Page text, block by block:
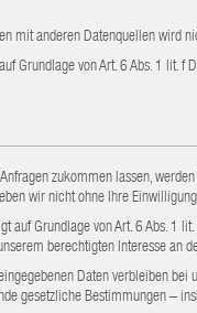
mit anderen Datenquellen wird
Grundlage von Art. 6 Abs. 1 lit.
zukommen lassen,
wir nicht ohne Ihre
auf Grundlage von Art. 6 Abs. 1
berechtigten Interesse an
Daten verbleiben bei
gesetzliche Bestimmungen –